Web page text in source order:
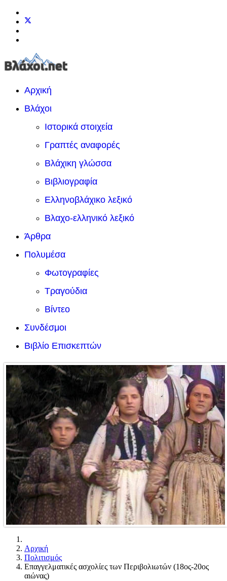
Αρχική
Βλάχοι
Ιστορικά στοιχεία
Γραπτές αναφορές
Βλάχικη γλώσσα
Βιβλιογραφία
Ελληνοβλάχικο λεξικό
Βλαχο-ελληνικό λεξικό
Άρθρα
Πολυμέσα
Φωτογραφίες
Τραγούδια
Βίντεο
Συνδέσμοι
Βιβλίο Επισκεπτών
Αρχική
Πολιτισμός
Επαγγελματικές ασχολίες των Περιβολιωτών (18ος-20ος
αιώνας)